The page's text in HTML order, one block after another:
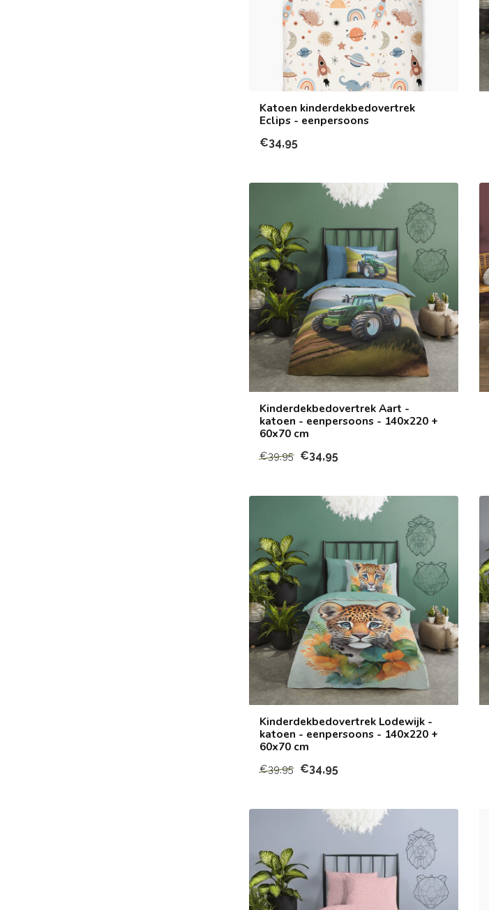
Katoen kinderdekbedovertrek
Eclips - eenpersoons
€34,95
Kinderdekbedovertrek Aart -
katoen - eenpersoons - 140x220 +
60x70 cm
€39,95 €34,95
Kinderdekbedovertrek Lodewijk -
katoen - eenpersoons - 140x220 +
60x70 cm
€39,95 €34,95